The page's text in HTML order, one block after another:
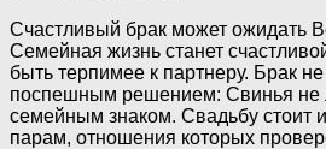
Счастливый брак может ожидать
Семейная жизнь станет
быть терпимее к партнеру. Брак
поспешным решением: Свинья не
семейным знаком. Свадьбу стоит
парам, отношения которых